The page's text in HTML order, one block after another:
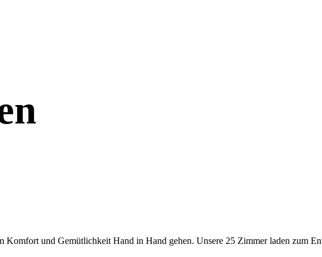
und Gemütlichkeit Hand in Hand gehen. Unsere 25 Zimmer laden zum